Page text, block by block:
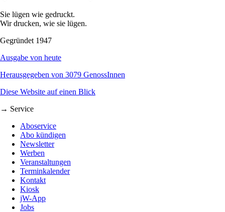
Sie lügen wie gedruckt.
Wir drucken, wie sie lügen.
Gegründet 1947
Ausgabe von heute
Herausgegeben von 3079 GenossInnen
Diese Website auf einen Blick
→ Service
Aboservice
Abo kündigen
Newsletter
Werben
Veranstaltungen
Terminkalender
Kontakt
Kiosk
jW-App
Jobs